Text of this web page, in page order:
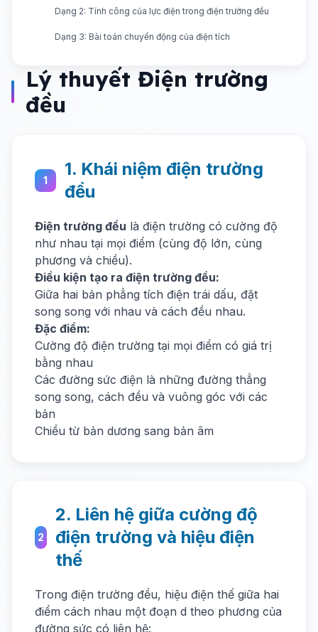
Dạng 2: Tính công của lực điện trong điện trường đều
Dạng 3: Bài toán chuyển động của điện tích
Lý thuyết Điện trường
đều
1
1. Khái niệm điện trường
đều
Điện trường đều là điện trường có cường độ
như nhau tại mọi điểm (cùng độ lớn, cùng
phương và chiều).
Điều kiện tạo ra điện trường đều:
Giữa hai bản phẳng tích điện trái dấu, đặt
song song với nhau và cách đều nhau.
Đặc điểm:
Cường độ điện trường tại mọi điểm có giá trị
bằng nhau
Các đường sức điện là những đường thẳng
song song, cách đều và vuông góc với các
bản
Chiều từ bản dương sang bản âm
2
2. Liên hệ giữa cường độ
điện trường và hiệu điện
thế
Trong điện trường đều, hiệu điện thế giữa hai
điểm cách nhau một đoạn d theo phương của
đường sức có liên hệ: